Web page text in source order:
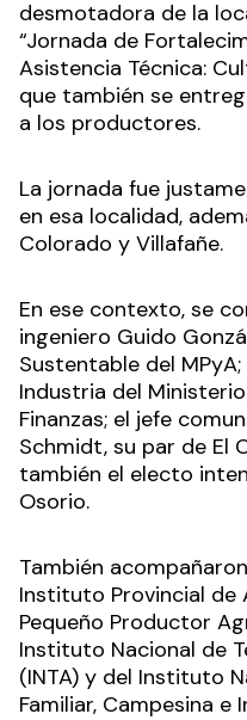
desmotadora de la
“Jornada de
Asistencia Técnica:
que también se
a los productores.
La jornada fue
en esa localidad,
Colorado y Villafañe.
En ese contexto, se
ingeniero Guido
Sustentable del
Industria del
Finanzas; el jefe
Schmidt, su par de El
también el electo
Osorio.
También
Instituto Provincial de
Pequeño Productor
Instituto Nacional de
(INTA) y del Instituto
Familiar, Campesina e